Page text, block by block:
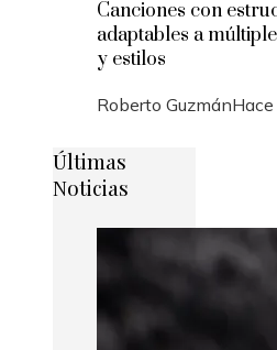
Canciones con
adaptables a
y estilos
Roberto Guzmán
Últimas
Noticias